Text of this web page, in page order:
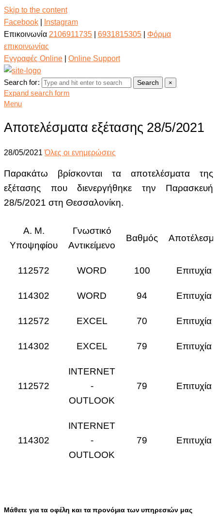
Skip to the content
Facebook
Instagram
Επικοινωνία 2106911735 6931815305
Φόρμα
επικοινωνίας
Εγγραφές Online
Online Support
Search for: Search ×
Expand search form
Menu
Αποτελέσματα εξέτασης 28/5/2021
28/05/2021 Όλες οι ενημερώσεις
Παρακάτω βρίσκονται τα αποτελέσματα της
εξέτασης που διενεργήθηκε την Παρασκευή
28/5/2021 στη Θεσσαλονίκη.
Α. Μ.
Υποψηφίου
Γνωστικό
Αντικείμενο
Βαθμός
112572 WORD 100 Επιτυχία
114302 WORD 94 Επιτυχία
112572 EXCEL 70 Επιτυχία
114302 EXCEL 79 Επιτυχία
112572
INTERNET
-
OUTLOOK
79 Επιτυχία
114302
INTERNET
-
OUTLOOK
79 Επιτυχία
Μάθετε για τα οφέλη και τα προνόμια των υπηρεσιών μας